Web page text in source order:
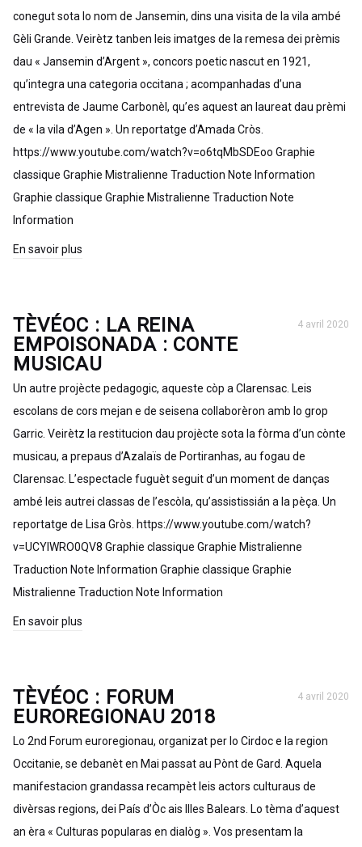
conegut sota lo nom de Jansemin, dins una visita de la vila ambé
Gèli Grande. Veirètz tanben leis imatges de la remesa dei prèmis
dau « Jansemin d’Argent », concors poetic nascut en 1921,
qu’integra una categoria occitana ; acompanhadas d’una
entrevista de Jaume Carbonèl, qu’es aquest an laureat dau prèmi
de « la vila d’Agen ». Un reportatge d’Amada Cròs.
https://www.youtube.com/watch?v=o6tqMbSDEoo Graphie
classique Graphie Mistralienne Traduction Note Information
Graphie classique Graphie Mistralienne Traduction Note
Information
En savoir plus
TÈVÉOC : LA REINA
EMPOISONADA : CONTE
MUSICAU
4 avril 2020
Un autre projècte pedagogic, aqueste còp a Clarensac. Leis
escolans de cors mejan e de seisena collaborèron amb lo grop
Garric. Veirètz la restitucion dau projècte sota la fòrma d’un cònte
musicau, a prepaus d’Azalaïs de Portiranhas, au fogau de
Clarensac. L’espectacle fuguèt seguit d’un moment de danças
ambé leis autrei classas de l’escòla, qu’assistissián a la pèça. Un
reportatge de Lisa Gròs. https://www.youtube.com/watch?
v=UCYlWRO0QV8 Graphie classique Graphie Mistralienne
Traduction Note Information Graphie classique Graphie
Mistralienne Traduction Note Information
En savoir plus
TÈVÉOC : FORUM
EUROREGIONAU 2018
4 avril 2020
Lo 2nd Forum euroregionau, organizat per lo Cirdoc e la region
Occitanie, se debanèt en Mai passat au Pònt de Gard. Aquela
manifestacion grandassa recampèt leis actors culturaus de
divèrsas regions, dei País d’Òc ais Illes Balears. Lo tèma d’aquest
an èra « Culturas popularas en dialòg ». Vos presentam la